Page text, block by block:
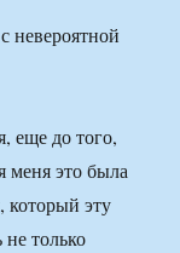
еще до того,
меня это была
который эту
только